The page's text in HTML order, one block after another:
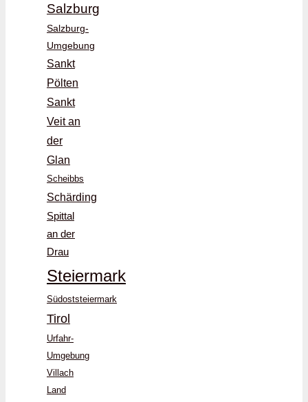
Salzburg
Salzburg-
Umgebung
Sankt
Pölten
Sankt
Veit an
der
Glan
Scheibbs
Schärding
Spittal
an der
Drau
Steiermark
Südoststeiermark
Tirol
Urfahr-
Umgebung
Villach
Land